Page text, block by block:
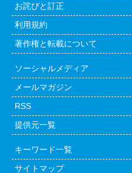
お詫びと訂正
利用規約
著作権と転載について
ソーシャルメディア
メールマガジン
RSS
提供元一覧
キーワード一覧
サイトマップ